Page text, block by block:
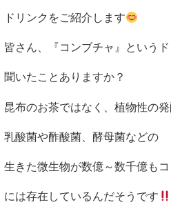
ドリンクをご紹介します
皆さん、『コンブチャ』という
聞いたことありますか？
昆布のお茶ではなく、植物性の
乳酸菌や酢酸菌、酵母菌などの
生きた微生物が数億～数千億も
には存在しているんだそうです